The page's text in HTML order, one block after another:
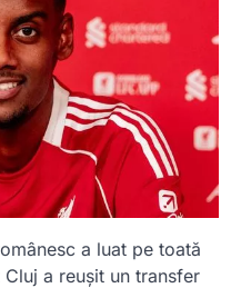
a luat pe toată
a reușit un transfer